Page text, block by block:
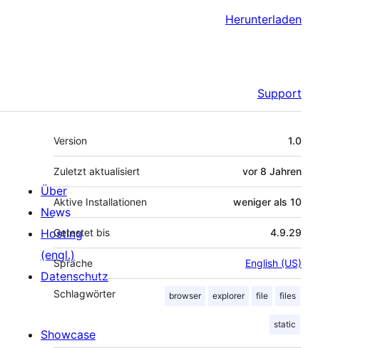
Herunterladen
Support
Meta
Version 1.0
Zuletzt aktualisiert vor 8 Jahren
Aktive Installationen weniger als 10
Getestet bis 4.9.29
Sprache English (US)
Schlagwörter browser explorer file files
static
Über
News
Hosting
(engl.)
Datenschutz
Showcase